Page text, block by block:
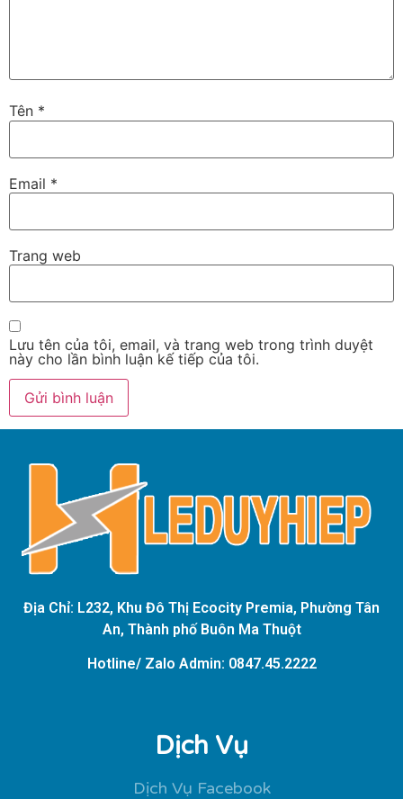
Tên *
Email *
Trang web
Lưu tên của tôi, email, và trang web trong trình duyệt
này cho lần bình luận kế tiếp của tôi.
Địa Chỉ: L232, Khu Đô Thị Ecocity Premia, Phường Tân
An, Thành phố Buôn Ma Thuột
Hotline/ Zalo Admin: 0847.45.2222
Dịch Vụ
Dịch Vụ Facebook